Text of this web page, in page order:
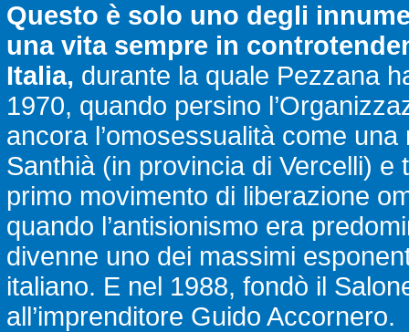
Questo è solo uno degli
una vita sempre in
Italia, durante la quale Pezzana
1970, quando persino
ancora l’omosessualità come
Santhià (in provincia di Vercelli)
primo movimento di liberazione
quando l’antisionismo era
divenne uno dei massimi
italiano. E nel 1988, fondò il
all’imprenditore Guido Accornero.